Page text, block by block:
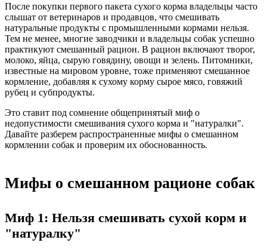
После покупки первого пакета сухого корма владельцы часто
слышат от ветеринаров и продавцов, что смешивать
натуральные продукты с промышленными кормами нельзя.
Тем не менее, многие заводчики и владельцы собак успешно
практикуют смешанный рацион. В рацион включают творог,
молоко, яйца, сырую говядину, овощи и зелень. Питомники,
известные на мировом уровне, тоже применяют смешанное
кормление, добавляя к сухому корму сырое мясо, говяжий
рубец и субпродукты.
Это ставит под сомнение общепринятый миф о
недопустимости смешивания сухого корма и "натуралки".
Давайте разберем распространенные мифы о смешанном
кормлении собак и проверим их обоснованность.
Мифы о смешанном рационе собак
Миф 1: Нельзя смешивать сухой корм и
"натуралку"